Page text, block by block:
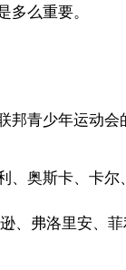
多么重要。
邦青少年运动会
、奥斯卡、卡尔
、弗洛里安、